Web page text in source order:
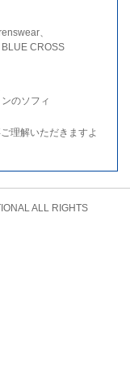
、
CROSS
のソフィ
理解いただきますよ